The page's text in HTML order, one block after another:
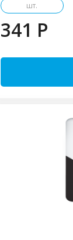
шт.
341 P